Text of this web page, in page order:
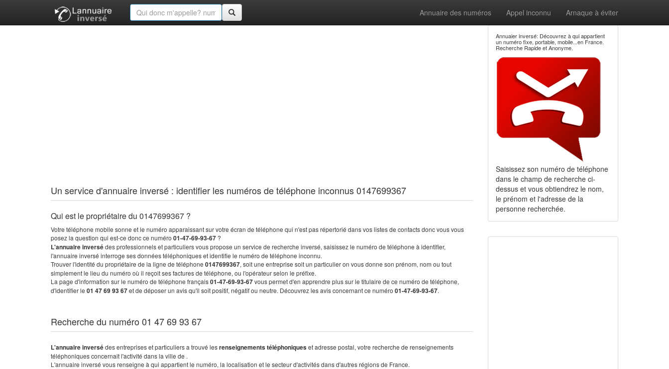
Annuaire des numéros Appel inconnu Arnaque à éviter
Un service d'annuaire inversé : identifier les numéros de téléphone inconnus 0147699367
Qui est le propriétaire du 0147699367 ?
Votre téléphone mobile sonne et le numéro apparaissant sur votre écran de téléphone qui n'est pas répertorié dans vos listes de contacts donc vous vous
posez la question qui est-ce donc ce numéro 01-47-69-93-67 ?
L'annuaire inversédes professionnels et particuliers vous propose un service de recherche inversé, saisissez le numéro de téléphone à identifier,
l'annuaire inversé interroge ses données téléphoniques et identifie le numéro de téléphone inconnu.
Trouver l'identité du propriétaire de la ligne de téléphone 0147699367, soit une entreprise soit un particulier on vous donne son prénom, nom ou tout
simplement le lieu du numéro où il reçoit ses factures de téléphone, ou l'opérateur selon le préfixe.
La page d'information sur le numéro de téléphone français01-47-69-93-67vous permet d'en apprendre plus sur le titulaire de ce numéro de téléphone,
d'identifier le 01 47 69 93 67et de déposer un avis qu'il soit positif, négatif ou neutre. Découvrez les avis concernant ce numéro 01-47-69-93-67.
Recherche du numéro 01 47 69 93 67
L'annuaire inversédes entreprises et particuliers a trouvé lesrenseignements téléphoniqueset adresse postal, votre recherche de renseignements
téléphoniques concernait l'activité dans la ville de .
L'annuaire inversé vous renseigne à qui appartient le numéro, la localisation et le secteur d'activités dans d'autres régions de France.
Annuaier inversé: Découvrez à qui appartient
un numéro fixe, portable, mobile...en France.
Recherche Rapide et Anonyme.
Saisissez son numéro de téléphone
dans le champ de recherche ci-
dessus et vous obtiendrez le nom,
le prénom et l'adresse de la
personne recherchée.